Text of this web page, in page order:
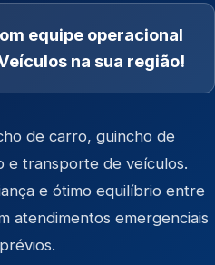
equipe operacional
na sua região!
de carro, guincho de
e transporte de veículos.
e ótimo equilíbrio entre
atendimentos emergenciais